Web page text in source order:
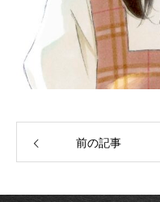
前の記事